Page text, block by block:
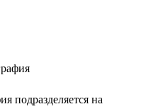
подразделяется на